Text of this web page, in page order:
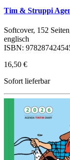
Tim & Struppi
Softcover, 152
englisch
ISBN:
16,50 €
Sofort lieferbar